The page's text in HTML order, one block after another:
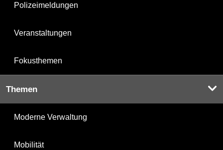
Polizeimeldungen
Veranstaltungen
Fokusthemen
Themen
Moderne Verwaltung
Mobilität